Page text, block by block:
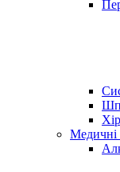
Медичні